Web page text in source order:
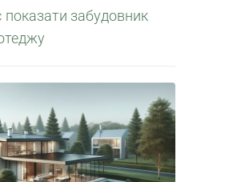
показати забудовник